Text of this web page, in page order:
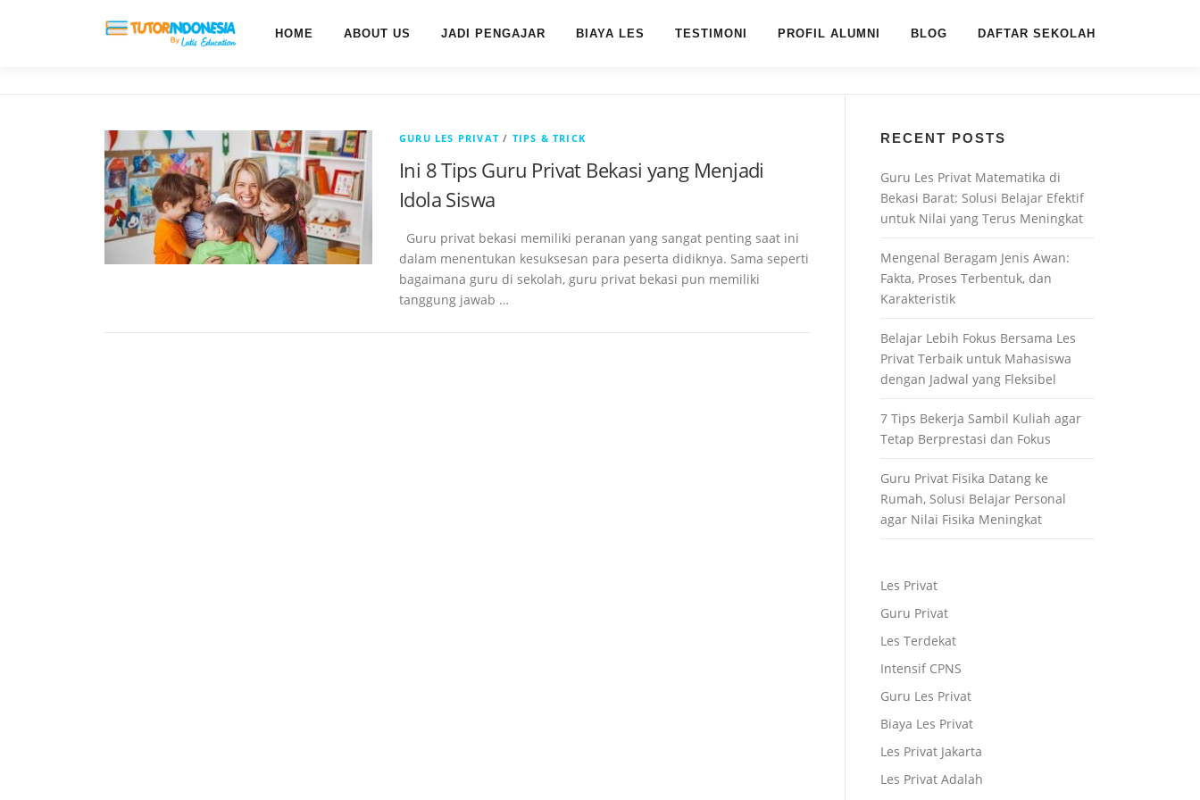
HOME ABOUT US JADI PENGAJAR BIAYA LES TESTIMONI PROFIL ALUMNI BLOG DAFTAR SEKOLAH
GURU LES PRIVAT / TIPS & TRICK
Ini 8 Tips Guru Privat Bekasi yang Menjadi
Idola Siswa
Guru privat bekasi memiliki peranan yang sangat penting saat ini
dalam menentukan kesuksesan para peserta didiknya. Sama seperti
bagaimana guru di sekolah, guru privat bekasi pun memiliki
tanggung jawab …
RECENT POSTS
Guru Les Privat Matematika di
Bekasi Barat: Solusi Belajar Efektif
untuk Nilai yang Terus Meningkat
Mengenal Beragam Jenis Awan:
Fakta, Proses Terbentuk, dan
Karakteristik
Belajar Lebih Fokus Bersama Les
Privat Terbaik untuk Mahasiswa
dengan Jadwal yang Fleksibel
7 Tips Bekerja Sambil Kuliah agar
Tetap Berprestasi dan Fokus
Guru Privat Fisika Datang ke
Rumah, Solusi Belajar Personal
agar Nilai Fisika Meningkat
Les Privat
Guru Privat
Les Terdekat
Intensif CPNS
Guru Les Privat
Biaya Les Privat
Les Privat Jakarta
Les Privat Adalah